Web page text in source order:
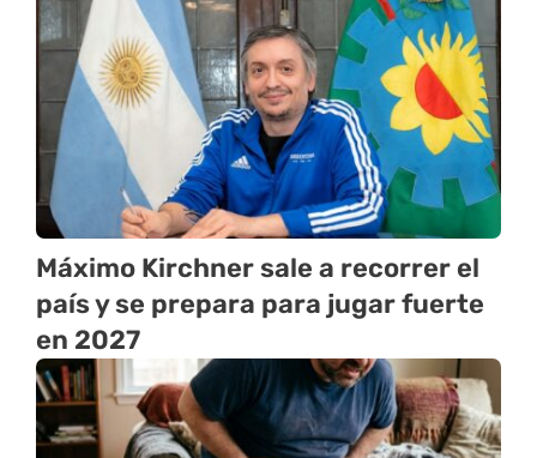
Máximo Kirchner sale a recorrer el
país y se prepara para jugar fuerte
en 2027